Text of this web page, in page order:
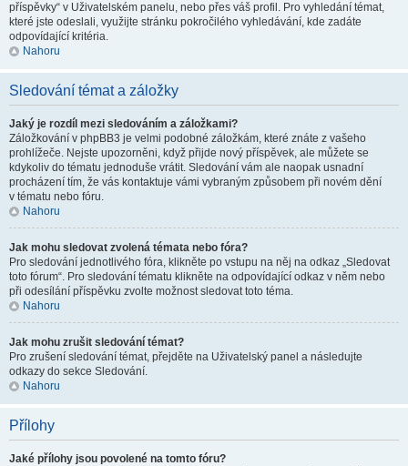
příspěvky“ v Uživatelském panelu, nebo přes váš profil. Pro vyhledání témat,
které jste odeslali, využijte stránku pokročilého vyhledávání, kde zadáte
odpovídající kritéria.
Nahoru
Sledování témat a záložky
Jaký je rozdíl mezi sledováním a záložkami?
Záložkování v phpBB3 je velmi podobné záložkám, které znáte z vašeho
prohlížeče. Nejste upozorněni, když přijde nový příspěvek, ale můžete se
kdykoliv do tématu jednoduše vrátit. Sledování vám ale naopak usnadní
procházení tím, že vás kontaktuje vámi vybraným způsobem při novém dění
v tématu nebo fóru.
Nahoru
Jak mohu sledovat zvolená témata nebo fóra?
Pro sledování jednotlivého fóra, klikněte po vstupu na něj na odkaz „Sledovat
toto fórum“. Pro sledování tématu klikněte na odpovídající odkaz v něm nebo
při odesílání příspěvku zvolte možnost sledovat toto téma.
Nahoru
Jak mohu zrušit sledování témat?
Pro zrušení sledování témat, přejděte na Uživatelský panel a následujte
odkazy do sekce Sledování.
Nahoru
Přílohy
Jaké přílohy jsou povolené na tomto fóru?